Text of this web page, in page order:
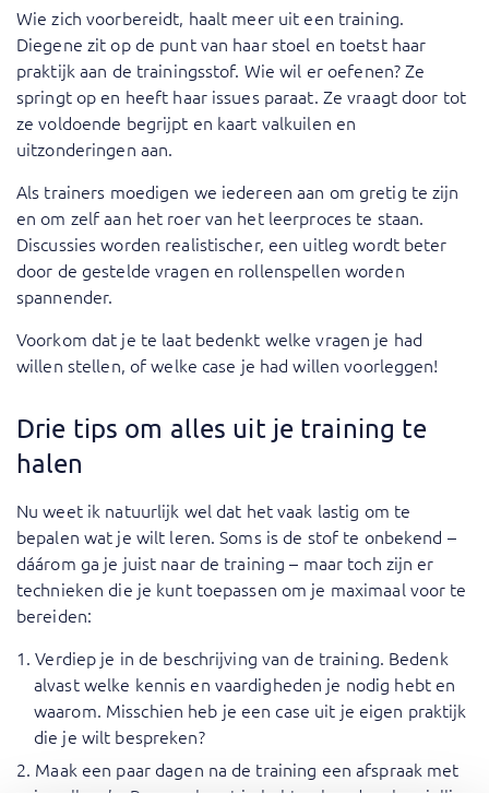
Wie zich voorbereidt, haalt meer uit een training.
Diegene zit op de punt van haar stoel en toetst haar
praktijk aan de trainingsstof. Wie wil er oefenen? Ze
springt op en heeft haar issues paraat. Ze vraagt door tot
ze voldoende begrijpt en kaart valkuilen en
uitzonderingen aan.
Als trainers moedigen we iedereen aan om gretig te zijn
en om zelf aan het roer van het leerproces te staan.
Discussies worden realistischer, een uitleg wordt beter
door de gestelde vragen en rollenspellen worden
spannender.
Voorkom dat je te laat bedenkt welke vragen je had
willen stellen, of welke case je had willen voorleggen!
Drie tips om alles uit je training te
halen
Nu weet ik natuurlijk wel dat het vaak lastig om te
bepalen wat je wilt leren. Soms is de stof te onbekend –
dáárom ga je juist naar de training – maar toch zijn er
technieken die je kunt toepassen om je maximaal voor te
bereiden:
Verdiep je in de beschrijving van de training. Bedenk
alvast welke kennis en vaardigheden je nodig hebt en
waarom. Misschien heb je een case uit je eigen praktijk
die je wilt bespreken?
Maak een paar dagen na de training een afspraak met